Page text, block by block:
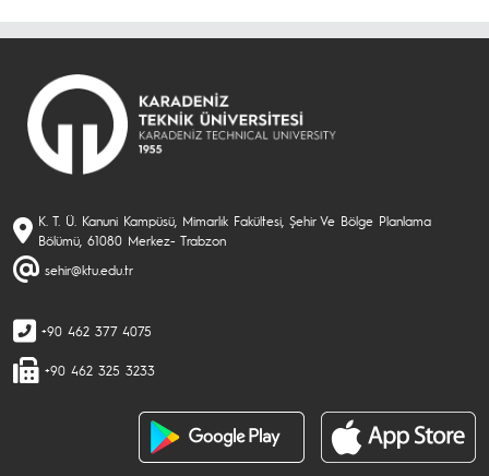
K. T. Ü. Kanuni Kampüsü, Mimarlık Fakültesi, Şehir Ve Bölge Planlama
Bölümü, 61080 Merkez- Trabzon
sehir@ktu.edu.tr
+90 462 377 4075
+90 462 325 3233